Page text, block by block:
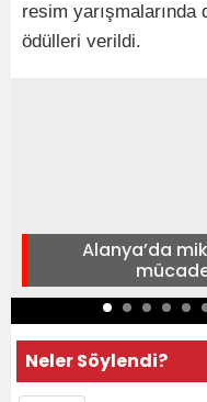
resim
ödülleri verildi.
Alanya’da
Neler Söylendi?